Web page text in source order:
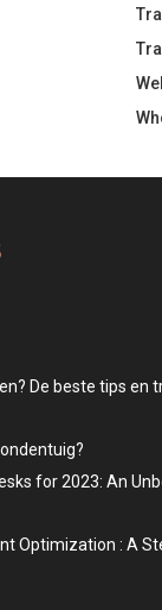
De beste tips en
for 2023: An
Optimization : A